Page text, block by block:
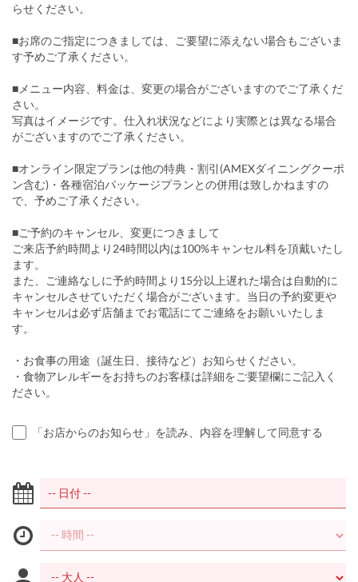
らせください。
■お席のご指定につきましては、ご要望に添えない場合もございま
す予めご了承ください。
■メニュー内容、料金は、変更の場合がございますのでご了承くだ
さい。
写真はイメージです。仕入れ状況などにより実際とは異なる場合
がございますのでご了承ください。
■オンライン限定プランは他の特典・割引(AMEXダイニングクーポ
ン含む)・各種宿泊パッケージプランとの併用は致しかねますの
で、予めご了承ください。
■ご予約のキャンセル、変更につきまして
ご来店予約時間より24時間以内は100%キャンセル料を頂戴いたし
ます。
また、ご連絡なしに予約時間より15分以上遅れた場合は自動的に
キャンセルさせていただく場合がございます。当日の予約変更や
キャンセルは必ず店舗までお電話にてご連絡をお願いいたしま
す。
・お食事の用途（誕生日、接待など）お知らせください。
・食物アレルギーをお持ちのお客様は詳細をご要望欄にご記入く
ださい。
「お店からのお知らせ」を読み、内容を理解して同意する